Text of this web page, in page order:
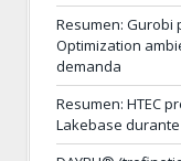
Resumen: Gurobi
Optimization
demanda
Resumen: HTEC
Lakebase